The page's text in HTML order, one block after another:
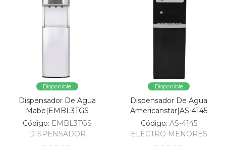
Disponible
Dispensador De Agua
Mabe|EMBL3TGS
Código: EMBL3TGS
DISPENSADOR
Disponible
Dispensador De Agua
Americanstar|AS-4145
Código: AS-4145
ELECTRO MENORES